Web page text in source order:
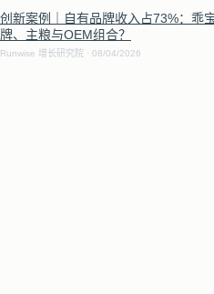
创新案例｜自有品牌收入占73%：乖
牌、主粮与OEM组合？
Runwise 增长研究院 08/04/2026